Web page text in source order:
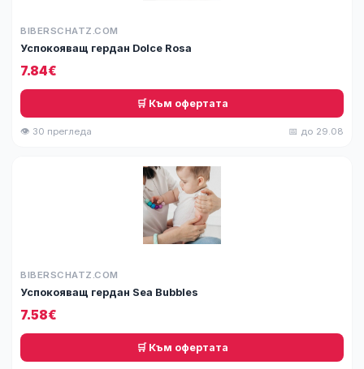
BIBERSCHATZ.COM
Успокояващ гердан Dolce Rosa
7.84€
🛒 Към офертата
👁 30 прегледа 📅 до 29.08
BIBERSCHATZ.COM
Успокояващ гердан Sea Bubbles
7.58€
🛒 Към офертата